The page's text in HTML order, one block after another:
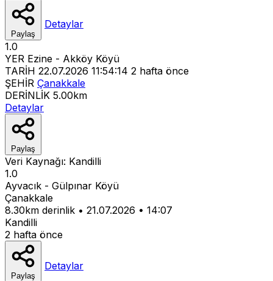
Paylaş
Detaylar
1.0
YER Ezine - Akköy Köyü
TARİH 22.07.2026 11:54:14 2 hafta önce
ŞEHİR Çanakkale
DERİNLİK 5.00km
Detaylar
Paylaş
Veri Kaynağı: Kandilli
1.0
Ayvacık - Gülpınar Köyü
Çanakkale
8.30km derinlik • 21.07.2026 • 14:07
Kandilli
2 hafta önce
Paylaş
Detaylar